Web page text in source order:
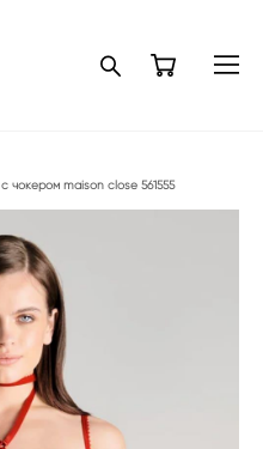
чокером maison close 561555